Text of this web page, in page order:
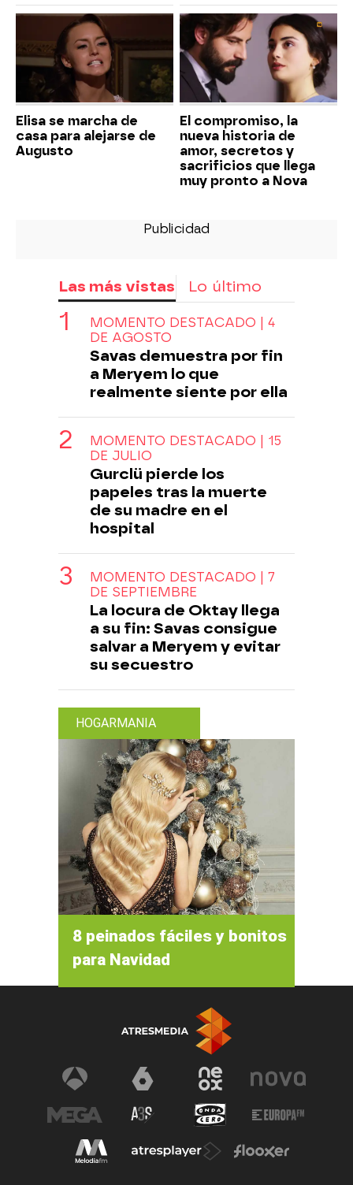
Elisa se marcha de
casa para alejarse de
Augusto
El compromiso, la
nueva historia de
amor, secretos y
sacrificios que llega
muy pronto a Nova
Las más vistas Lo último
MOMENTO DESTACADO | 4
DE AGOSTO
Savas demuestra por fin
a Meryem lo que
realmente siente por ella
MOMENTO DESTACADO | 15
DE JULIO
Gurclü pierde los
papeles tras la muerte
de su madre en el
hospital
MOMENTO DESTACADO | 7
DE SEPTIEMBRE
La locura de Oktay llega
a su fin: Savas consigue
salvar a Meryem y evitar
su secuestro
HOGARMANIA
8 peinados fáciles y bonitos
para Navidad